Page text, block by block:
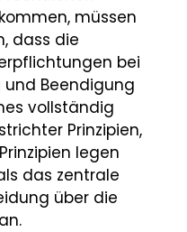
müssen
dass die
bei
und Beendigung
vollständig
Prinzipien,
legen
das zentrale
über die